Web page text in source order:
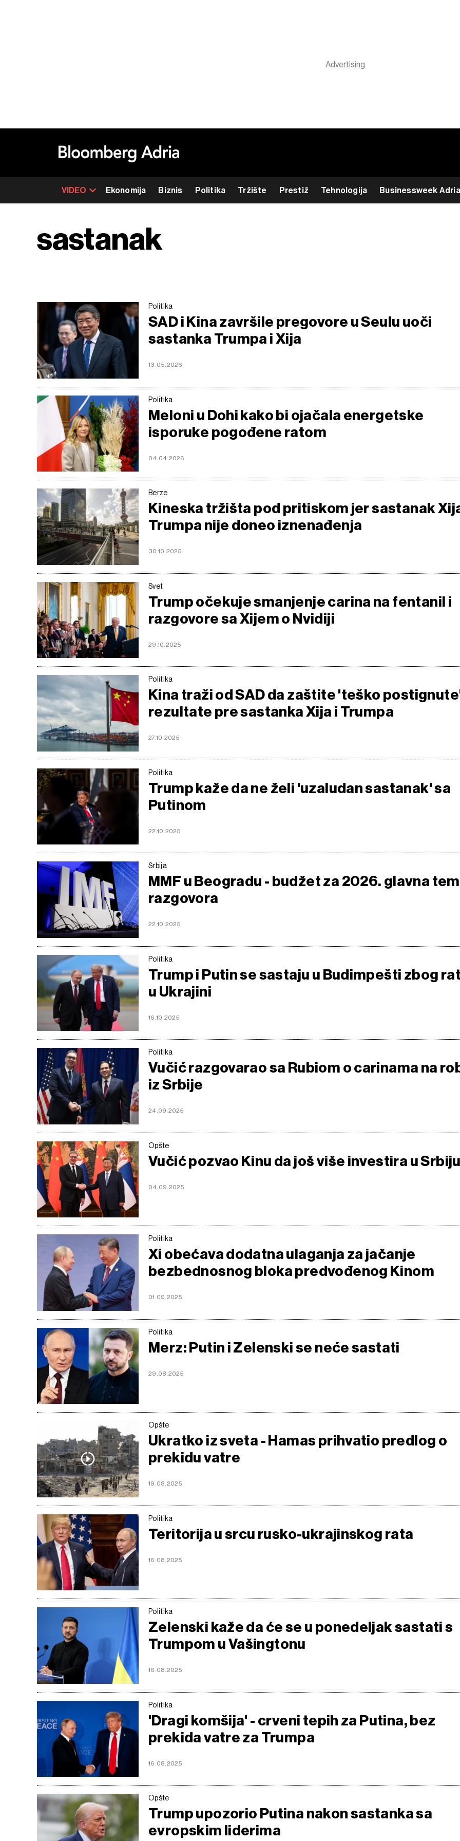
VIDEO Ekonomija Biznis Politika Tržište Prestiž Tehnologija Businessweek Adria
sastanak
Politika
SAD i Kina završile pregovore u Seulu uoči
sastanka Trumpa i Xija
13.05.2026
Politika
Meloni u Dohi kako bi ojačala energetske
isporuke pogođene ratom
04.04.2026
Berze
Kineska tržišta pod pritiskom jer sastanak
Trumpa nije doneo iznenađenja
30.10.2025
Svet
Trump očekuje smanjenje carina na fentanil i
razgovore sa Xijem o Nvidiji
29.10.2025
Politika
Kina traži od SAD da zaštite 'teško
rezultate pre sastanka Xija i Trumpa
27.10.2025
Politika
Trump kaže da ne želi 'uzaludan sastanak' sa
Putinom
22.10.2025
Srbija
MMF u Beogradu - budžet za 2026. glavna
razgovora
22.10.2025
Politika
Trump i Putin se sastaju u Budimpešti zbog
u Ukrajini
16.10.2025
Politika
Vučić razgovarao sa Rubiom o carinama na
iz Srbije
24.09.2025
Opšte
Vučić pozvao Kinu da još više investira u
04.09.2025
Politika
Xi obećava dodatna ulaganja za jačanje
bezbednosnog bloka predvođenog Kinom
01.09.2025
Politika
Merz: Putin i Zelenski se neće sastati
29.08.2025
Opšte
Ukratko iz sveta - Hamas prihvatio predlog o
prekidu vatre
19.08.2025
Politika
Teritorija u srcu rusko-ukrajinskog rata
16.08.2025
Politika
Zelenski kaže da će se u ponedeljak sastati s
Trumpom u Vašingtonu
16.08.2025
Politika
'Dragi komšija' - crveni tepih za Putina, bez
prekida vatre za Trumpa
16.08.2025
Opšte
Trump upozorio Putina nakon sastanka sa
evropskim liderima